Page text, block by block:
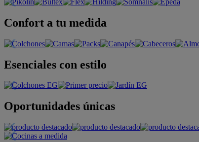
Confort a tu medida
Esenciales con estilo
Oportunidades únicas